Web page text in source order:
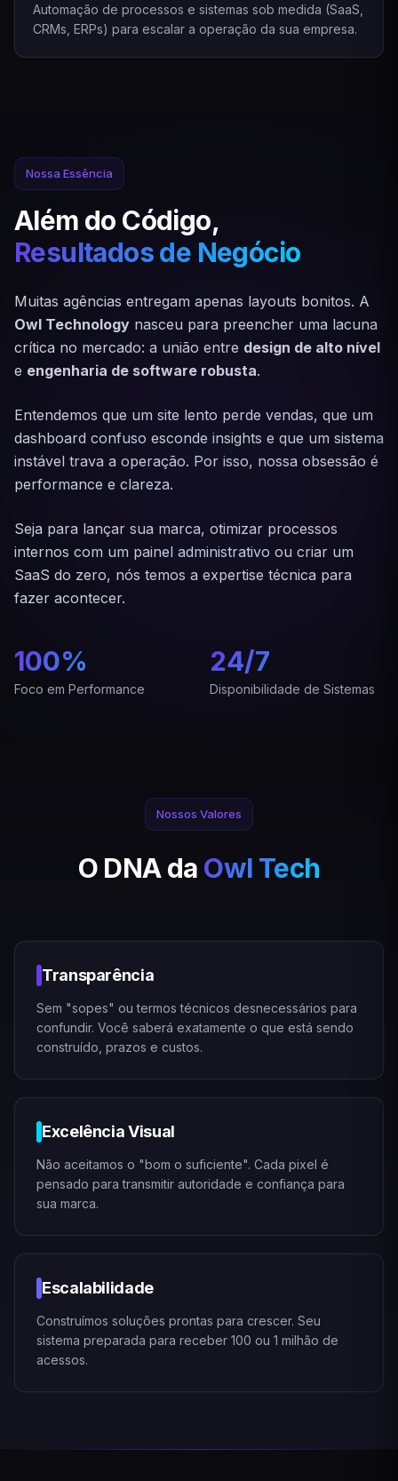
Automação de processos e sistemas sob medida (SaaS,
CRMs, ERPs) para escalar a operação da sua empresa.
Nossa Essência
Além do Código,
Resultados de Negócio
Muitas agências entregam apenas layouts bonitos. A
Owl Technology nasceu para preencher uma lacuna
crítica no mercado: a união entre design de alto nível
e engenharia de software robusta.
Entendemos que um site lento perde vendas, que um
dashboard confuso esconde insights e que um sistema
instável trava a operação. Por isso, nossa obsessão é
performance e clareza.
Seja para lançar sua marca, otimizar processos
internos com um painel administrativo ou criar um
SaaS do zero, nós temos a expertise técnica para
fazer acontecer.
100%
Foco em Performance
24/7
Disponibilidade de Sistemas
Nossos Valores
O DNA da Owl Tech
Transparência
Sem "sopes" ou termos técnicos desnecessários para
confundir. Você saberá exatamente o que está sendo
construído, prazos e custos.
Excelência Visual
Não aceitamos o "bom o suficiente". Cada pixel é
pensado para transmitir autoridade e confiança para
sua marca.
Escalabilidade
Construímos soluções prontas para crescer. Seu
sistema preparada para receber 100 ou 1 milhão de
acessos.